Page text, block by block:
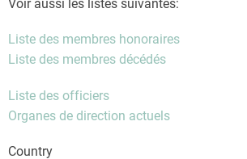
Voir aussi les listes suivantes:
Liste des membres honoraires
Liste des membres décédés
Liste des officiers
Organes de direction actuels
Country